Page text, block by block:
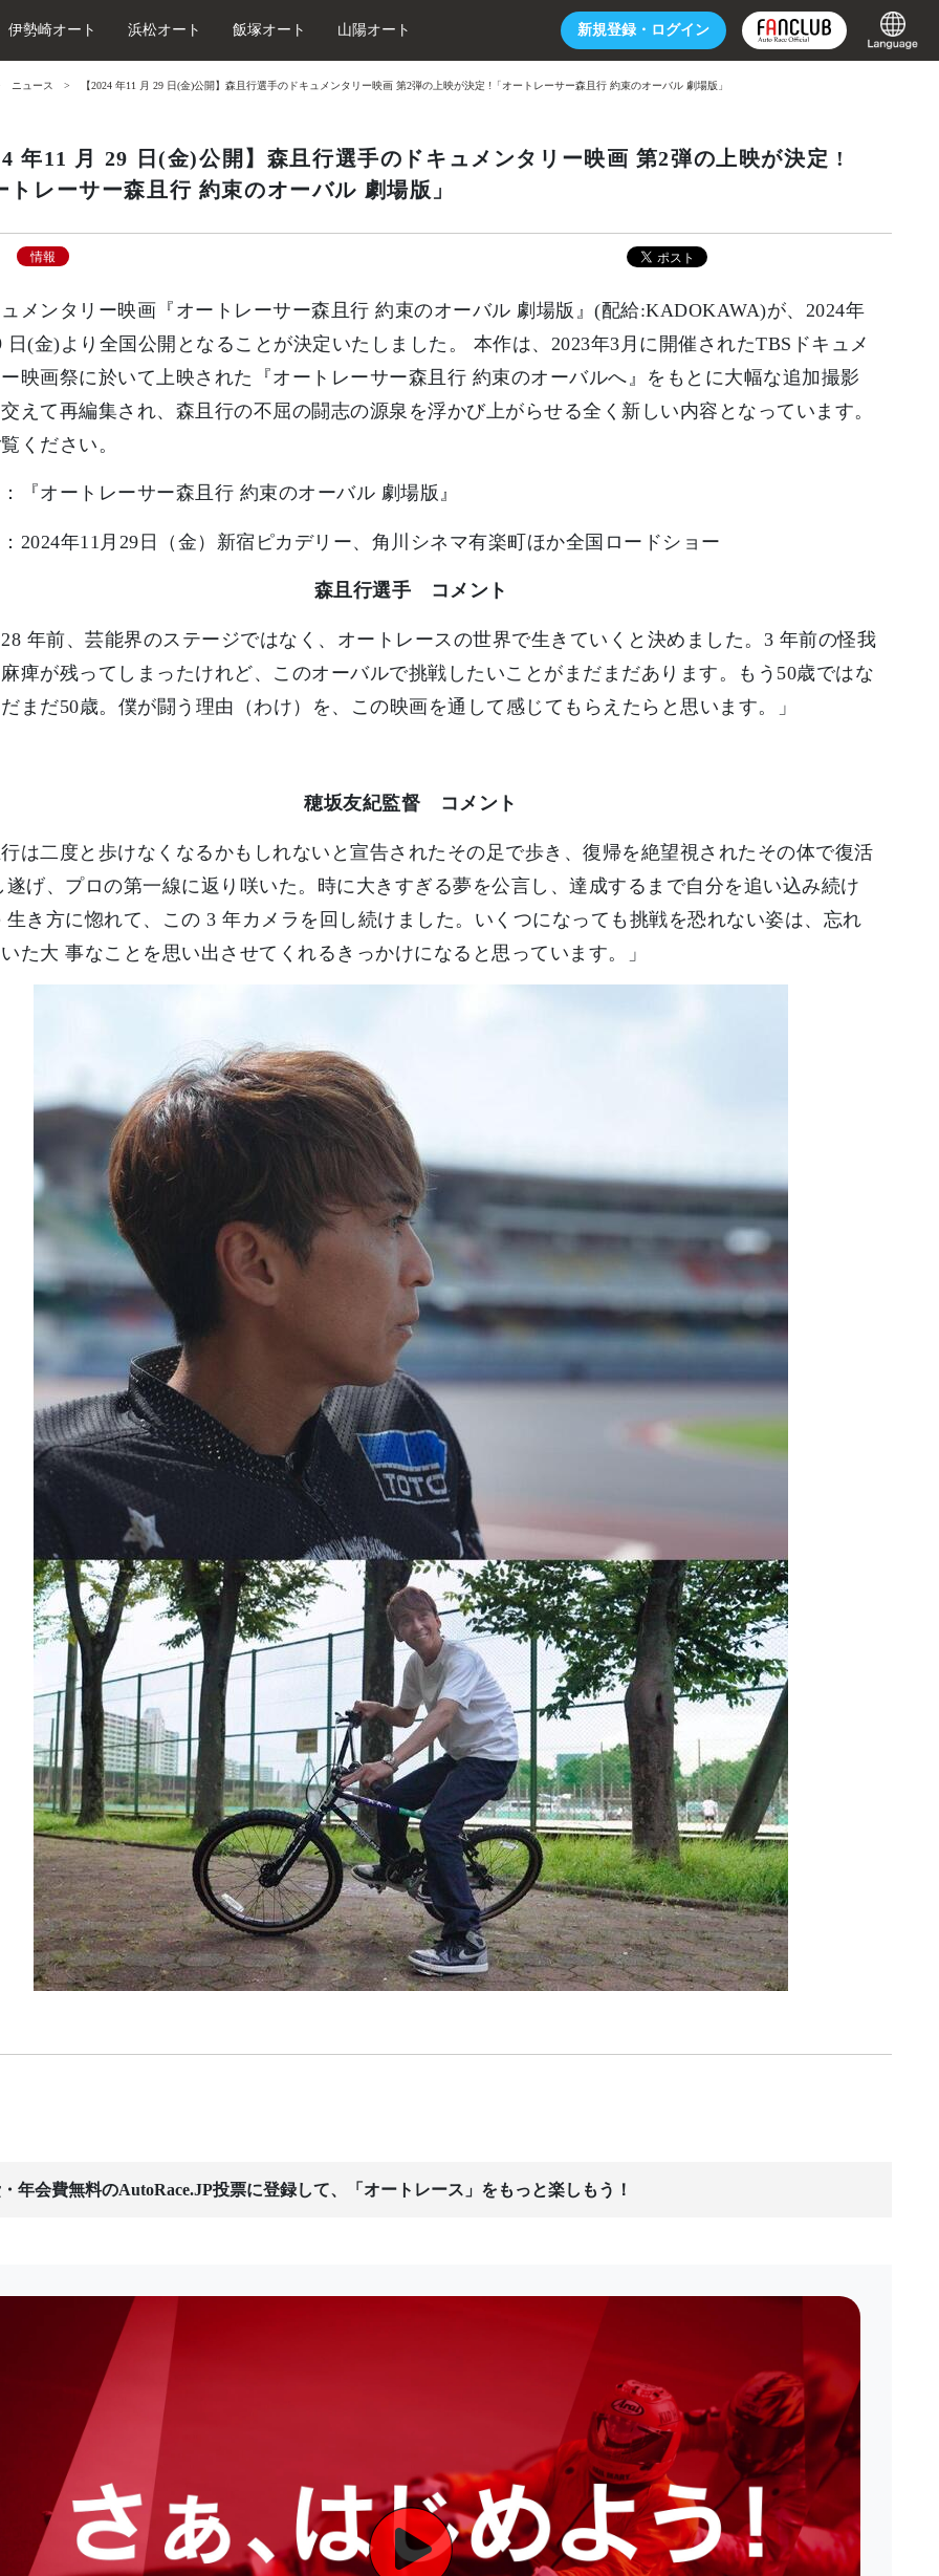
新規登録・ ログイン
伊勢崎オート 浜松オート 飯塚オート 山陽オート
ニュース 【2024 年11 月 29 日(金)公開】森且行選手のドキュメンタリー映画 第2弾の上映が決定 !「オートレーサー森且行 約束のオーバル 劇場版」
年11 月 29 日(金)公開】森且行選手のドキュメンタリー映画 第2弾の上映が決定 !
トレーサー森且行 約束のオーバル 劇場版」
情報
ンタリー映画『オートレーサー森且行 約束のオーバル 劇場版』(配給:KADOKAWA)が、2024年
日(金)より全国公開となることが決定いたしました。 本作は、2023年3月に開催されたTBSドキュメ
映画祭に於いて上映された『オートレーサー森且行 約束のオーバルへ』をもとに大幅な追加撮影
えて再編集され、森且行の不屈の闘志の源泉を浮かび上がらせる全く新しい内容となっています。
ください。
『オートレーサー森且行 約束のオーバル 劇場版』
2024年11月29日（金）新宿ピカデリー、角川シネマ有楽町ほか全国ロードショー
森且行選手 コメント
年前、芸能界のステージではなく、オートレースの世界で生きていくと決めました。3 年前の怪我
痺が残ってしまったけれど、このオーバルで挑戦したいことがまだまだあります。もう50歳ではな
まだ50歳。僕が闘う理由（わけ）を、この映画を通して感じてもらえたらと思います。」
穂坂友紀監督 コメント
は二度と歩けなくなるかもしれないと宣告されたその足で歩き、復帰を絶望視されたその体で復活
遂げ、プロの第一線に返り咲いた。時に大きすぎる夢を公言し、達成するまで自分を追い込み続け
生き方に惚れて、この 3 年カメラを回し続けました。いくつになっても挑戦を恐れない姿は、忘れ
た大 事なことを思い出させてくれるきっかけになると思っています。」
年会費無料のAutoRace.JP投票に登録して、「オートレース」をもっと楽しもう！